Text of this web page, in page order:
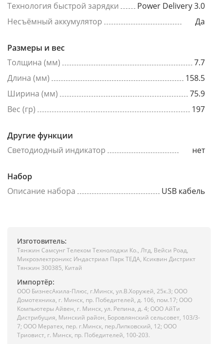
Технология быстрой зарядки
Power Delivery 3.0
Несъёмный аккумулятор
Да
Размеры и вес
Толщина (мм)
7.7
Длина (мм)
158.5
Ширина (мм)
75.9
Вес (гр)
197
Другие функции
Светодиодный индикатор
нет
Набор
Описание набора
USB кабель
Изготовитель:
Тянжин Самсунг Телеком Технолоджи Ко., Лтд, Вейси Роад,
Микроэлектроникс Индастриал Парк ТЕДА, Ксиквин Дистрикт
Тянжин 300385, Китай
Импортёр:
ООО БизнесАкила-Плюc, г.Минск, ул.В.Хоружей, 25к.3; ООО
Домотехника, г. Минск, пр. Победителей, д. 106, пом.17; ООО
Компьютеры Айвен, г. Минск, ул. Репина, д. 4; ООО АйТи
Дистрибуция, Минский район, Боровлянский сельсовет, 103/3-
7; ООО Мератех, пер. г.Минск, пер.Липковский, 12; ООО
Триовист, г. Минск, пр. Победителей, 100-203.